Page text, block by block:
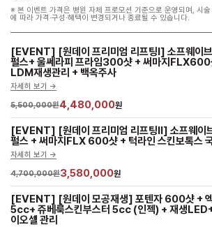
※ 본 이벤트 가격은 병원 자체 프로모션 기준으로 운영되며, 시
에 따라 가격·구성·혜택이 변경되거나 종료될 수 있습니다.
[EVENT] [원데이 프리미엄 리프팅Ⅰ] 소프웨이
펄스+ 울쎄라피 프라임300샷 + 써마지FLX600
LDM재생관리 + 백옥주사
자세히 보기 ->
5,500,000원4,480,000원
[EVENT] [원데이 프리미엄 리프팅Ⅱ] 소프웨
펄스 + 써마지FLX 600샷 + 턱라인 스킨보톡스
자세히 보기 ->
4,700,000원3,580,000원
[EVENT] [원데이 모공재생] 포텐자 600샷 +
5cc+ 쥬베룩스킨부스터 5cc (인젝) + 재생
이오셀 관리